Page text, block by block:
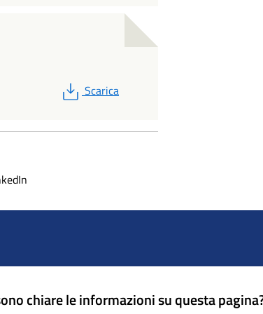
PDF
Scarica
chiare le informazioni su questa